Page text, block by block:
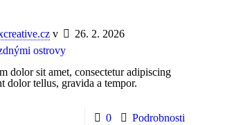
v
26. 2. 2026
ostrovy
dolor sit amet, consectetur adipiscing
dolor tellus, gravida a tempor.
0 Podrobnosti